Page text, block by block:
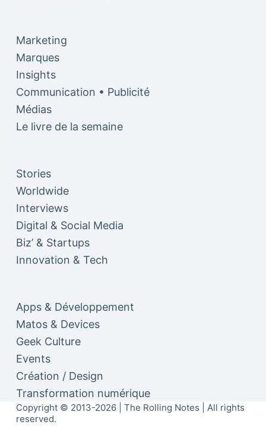
Marketing
Marques
Insights
Communication • Publicité
Médias
Le livre de la semaine
Stories
Worldwide
Interviews
Digital & Social Media
Biz’ & Startups
Innovation & Tech
Apps & Développement
Matos & Devices
Geek Culture
Events
Création / Design
Transformation numérique
Copyright © 2013-2026 | The Rolling Notes | All rights
reserved.